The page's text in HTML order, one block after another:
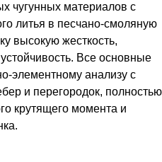
чугунных материалов с
литья в песчано-смоляную
высокую жесткость,
Все основные
элементному анализу с
и перегородок, полностью
крутящего момента и